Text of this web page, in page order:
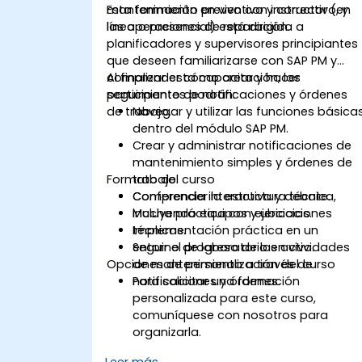
mantenimiento preventivo y correctivo, y
las operaciones de reparación.
Esta formación en vivo con instructor (en
línea o presencial) está dirigida a
planificadores y supervisores principiantes
que deseen familiarizarse con SAP PM y
comprender cómo crear y hacer
seguimiento de notificaciones y órdenes
de trabajo.
Al finalizar esta capacitación, los
participantes podrán:
Navegar y utilizar las funciones
dentro del módulo SAP PM.
Crear y administrar notificaciones de
mantenimiento simples y órdenes de
trabajo.
Comprender la estructura técnica,
incluyendo equipos y ubicaciones
técnicas.
Seguir el progreso de las actividades
de mantenimiento a través de
notificaciones y órdenes.
Formato del curso
Conferencia interactiva y debate.
Mucha práctica con ejercicios.
Implementación práctica en un
entorno de laboratorio en vivo.
Opciones de personalización del curso
Para solicitar una formación
personalizada para este curso,
comuníquese con nosotros para
organizarla.